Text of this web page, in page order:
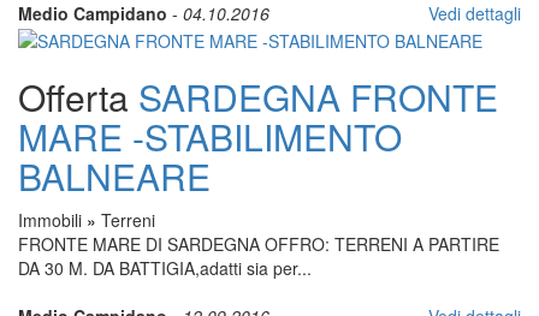
Medio Campidano - 04.10.2016 Vedi dettagli
Offerta SARDEGNA FRONTE
MARE -STABILIMENTO
BALNEARE
Immobili » Terreni
FRONTE MARE DI SARDEGNA OFFRO: TERRENI A PARTIRE
DA 30 M. DA BATTIGIA,adatti sia per...